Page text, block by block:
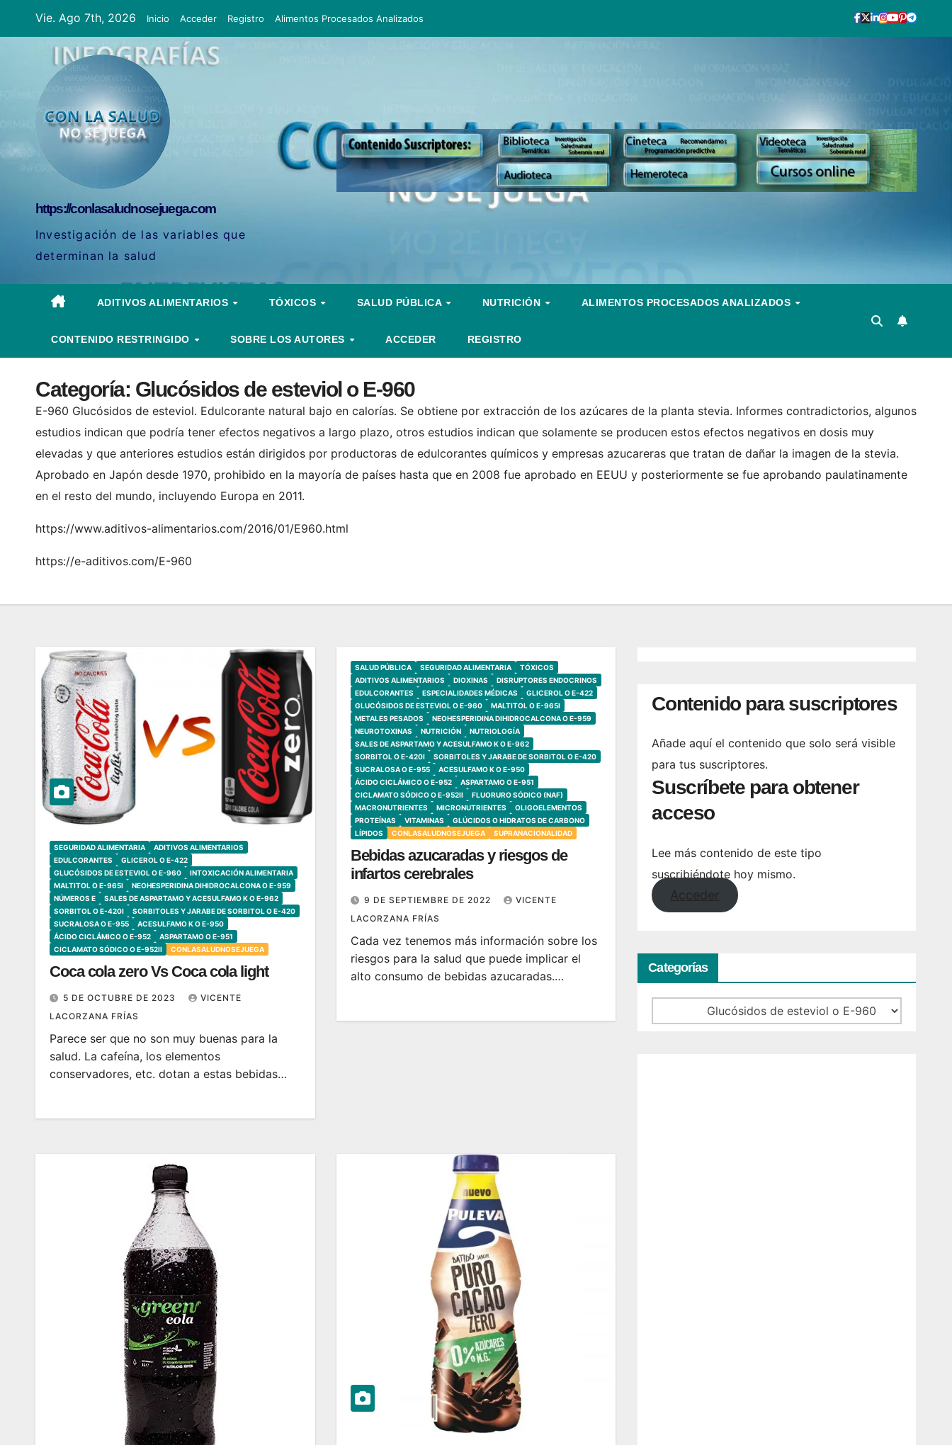
contenido
Vie. Ago 7th, 2026 Inicio Acceder Registro Alimentos Procesados Analizados
https://conlasaludnosejuega.com
Investigación de las variables que
determinan la salud
ADITIVOS ALIMENTARIOS TÓXICOS SALUD PÚBLICA NUTRICIÓN ALIMENTOS PROCESADOS ANALIZADOS
CONTENIDO RESTRINGIDO SOBRE LOS AUTORES ACCEDER REGISTRO
Categoría: Glucósidos de esteviol o E-960
E-960 Glucósidos de esteviol. Edulcorante natural bajo en calorías. Se obtiene por extracción de los azúcares de la planta stevia. Informes contradictorios, algunos
estudios indican que podría tener efectos negativos a largo plazo, otros estudios indican que solamente se producen estos efectos negativos en dosis muy
elevadas y que anteriores estudios están dirigidos por productoras de edulcorantes químicos y empresas azucareras que tratan de dañar la imagen de la stevia.
Aprobado en Japón desde 1970, prohibido en la mayoría de países hasta que en 2008 fue aprobado en EEUU y posteriormente se fue aprobando paulatinamente
en el resto del mundo, incluyendo Europa en 2011.
https://www.aditivos-alimentarios.com/2016/01/E960.html
https://e-aditivos.com/E-960
SEGURIDAD ALIMENTARIA
ADITIVOS ALIMENTARIOS
EDULCORANTES
GLICEROL O E-422
GLUCÓSIDOS DE ESTEVIOL O E-960
INTOXICACIÓN ALIMENTARIA
MALTITOL O E-965I
NEOHESPERIDINA DIHIDROCALCONA O E-959
NÚMEROS E
SALES DE ASPARTAMO Y ACESULFAMO K O E-962
SORBITOL O E-420I
SORBITOLES Y JARABE DE SORBITOL O E-420
SUCRALOSA O E-955
ACESULFAMO K O E-950
ÁCIDO CICLÁMICO O E-952
ASPARTAMO O E-951
CICLAMATO SÓDICO O E-952II
CONLASALUDNOSEJUEGA
Coca cola zero Vs Coca cola light
5 DE OCTUBRE DE 2023
VICENTE
LACORZANA FRÍAS
Parece ser que no son muy buenas para la
salud. La cafeína, los elementos
conservadores, etc. dotan a estas bebidas…
SALUD PÚBLICA SEGURIDAD ALIMENTARIA
TÓXICOS
ADITIVOS ALIMENTARIOS
DIOXINAS
DISRUPTORES ENDOCRINOS
EDULCORANTES
ESPECIALIDADES MÉDICAS
GLICEROL O E-422
GLUCÓSIDOS DE ESTEVIOL O E-960
MALTITOL O E-965I
METALES PESADOS
NEOHESPERIDINA DIHIDROCALCONA O E-959
NEUROTOXINAS
NUTRICIÓN
NUTRIOLOGÍA
SALES DE ASPARTAMO Y ACESULFAMO K O E-962
SORBITOL O E-420I
SORBITOLES Y JARABE DE SORBITOL O E-420
SUCRALOSA O E-955
ACESULFAMO K O E-950
ÁCIDO CICLÁMICO O E-952
ASPARTAMO O E-951
CICLAMATO SÓDICO O E-952II
FLUORURO SÓDICO (NAF)
MACRONUTRIENTES
MICRONUTRIENTES
OLIGOELEMENTOS
PROTEÍNAS
VITAMINAS
GLÚCIDOS O HIDRATOS DE CARBONO
LÍPIDOS
CONLASALUDNOSEJUEGA SUPRANACIONALIDAD
Bebidas azucaradas y riesgos de
infartos cerebrales
9 DE SEPTIEMBRE DE 2022
VICENTE
LACORZANA FRÍAS
Cada vez tenemos más información sobre los
riesgos para la salud que puede implicar el
alto consumo de bebidas azucaradas.…
Contenido para suscriptores
Añade aquí el contenido que solo será visible
para tus suscriptores.
Suscríbete para obtener
acceso
Lee más contenido de este tipo
suscribiéndote hoy mismo.
Acceder
Categorías
Categorías